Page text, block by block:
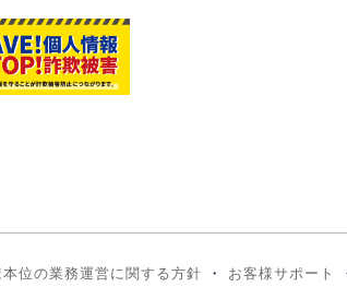
本位の業務運営に関する方針 お客様サポート